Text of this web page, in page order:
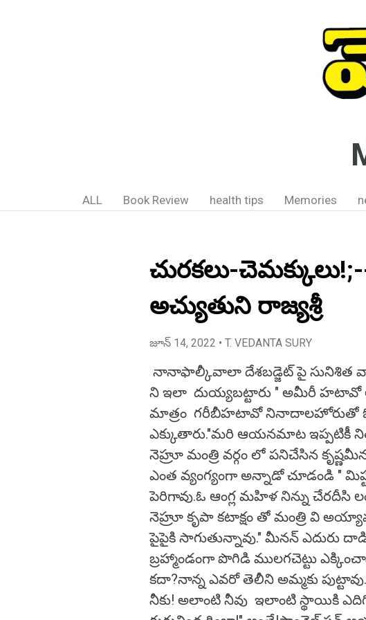
ALL Book Review health tips Memories
చురకలు-
అచ్యుతుని రాజ్యశ్రీ
జూన్ 14, 2022 • T. VEDANTA SURY
నానాఫాల్కీవాలా దేశబడ్జెట్ పై సునిశిత
ని ఇలా దుయ్యబట్టారు " అమీరీ హటావో
మాత్రం గరీబీహటావో నినాదాలహోరుతో
ఎక్కుతారు."మరి ఆయనమాట ఇప్పటికీ
నెహ్రూ మంత్రి వర్గం లో పనిచేసిన
ఎంత వ్యంగ్యంగా అన్నాడో చూడండి "
పెరిగావు.ఓ ఆంగ్ల మహిళ నిన్ను చేరదీసి
నెహ్రూ కృపా కటాక్షం తో మంత్రి వి
పైపైకి సాగుతున్నావు." మీనన్ ఎదురు
బ్రహ్మాండంగా పొగిడి ములగచెట్టు
కదా?నాన్న ఎవరో తెలీని అమ్మకు
నీకు! అలాంటి నీవు ఇలాంటి స్థాయికి